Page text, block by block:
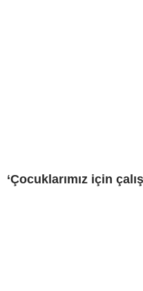
‘Çocuklarımız için